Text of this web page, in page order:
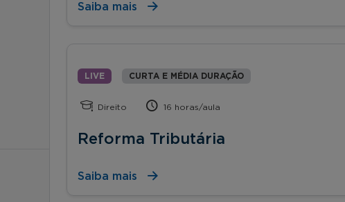
Saiba mais
LIVE CURTA E MÉDIA DURAÇÃO
Direito 16 horas/aula
Reforma Tributária
Saiba mais